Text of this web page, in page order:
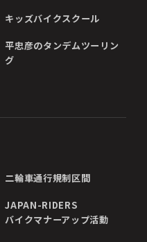
キッズバイクスクール
平忠彦のタンデムツーリン
グ
二輪車通行規制区間
JAPAN-RIDERS
バイクマナーアップ活動